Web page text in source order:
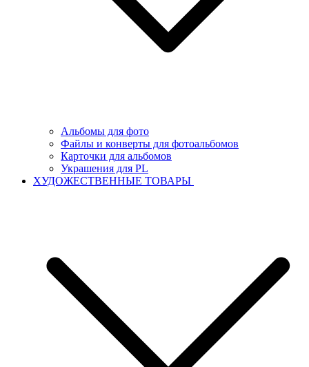
Альбомы для фото
Файлы и конверты для фотоальбомов
Карточки для альбомов
Украшения для PL
ХУДОЖЕСТВЕННЫЕ ТОВАРЫ